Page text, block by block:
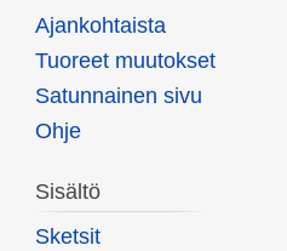
Ajankohtaista
Tuoreet muutokset
Satunnainen sivu
Ohje
Sisältö
Sketsit